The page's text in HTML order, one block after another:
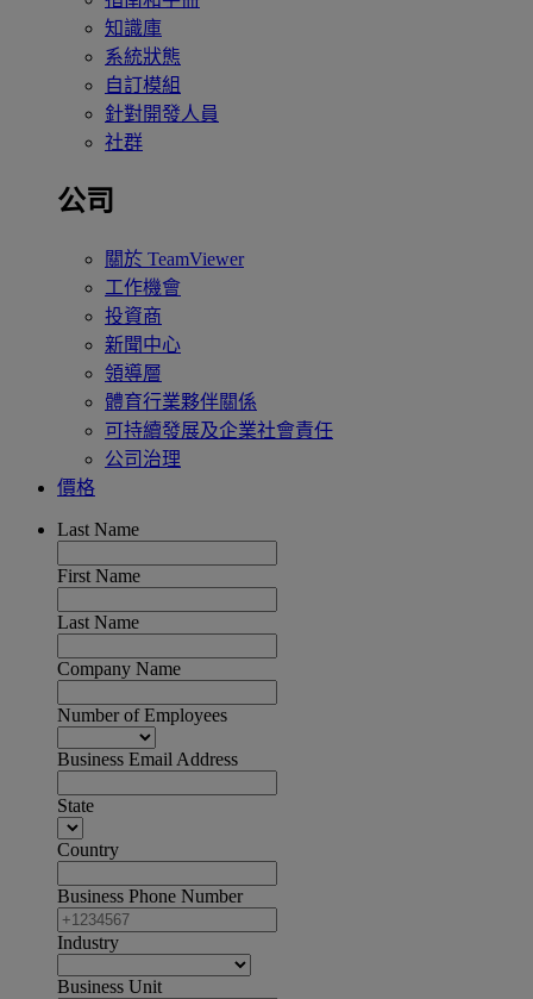
知識庫
系統狀態
自訂模組
針對開發人員
社群
公司
關於 TeamViewer
工作機會
投資商
新聞中心
領導層
體育行業夥伴關係
可持續發展及企業社會責任
公司治理
價格
Last Name
First Name
Last Name
Company Name
Number of Employees
Business Email Address
State
Country
Business Phone Number
Industry
Business Unit